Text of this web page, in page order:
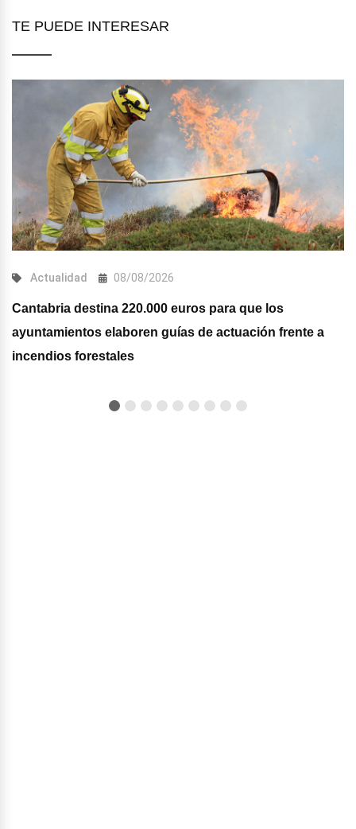
TE PUEDE INTERESAR
Actualidad 08/08/2026
Cantabria destina 220.000 euros para que los
ayuntamientos elaboren guías de actuación frente a
incendios forestales